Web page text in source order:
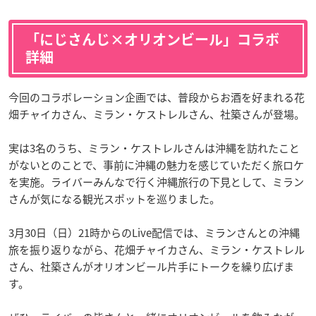
「にじさんじ×オリオンビール」コラボ
詳細
今回のコラボレーション企画では、普段からお酒を好まれる花
畑チャイカさん、ミラン・ケストレルさん、社築さんが登場。
実は3名のうち、ミラン・ケストレルさんは沖縄を訪れたこと
がないとのことで、事前に沖縄の魅力を感じていただく旅ロケ
を実施。ライバーみんなで行く沖縄旅行の下見として、ミラン
さんが気になる観光スポットを巡りました。
3月30日（日）21時からのLive配信では、ミランさんとの沖縄
旅を振り返りながら、花畑チャイカさん、ミラン・ケストレル
さん、社築さんがオリオンビール片手にトークを繰り広げま
す。